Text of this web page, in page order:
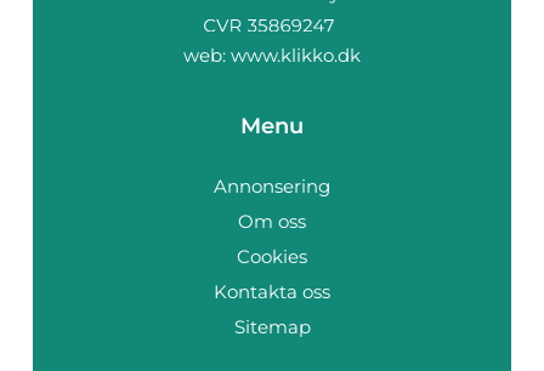
web: www.klikko.dk
Menu
Annonsering
Om oss
Cookies
Kontakta oss
Sitemap